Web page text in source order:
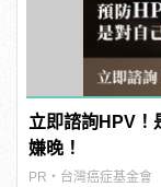
立即諮詢HPV！
嫌晚！
PR・台灣癌症基金會